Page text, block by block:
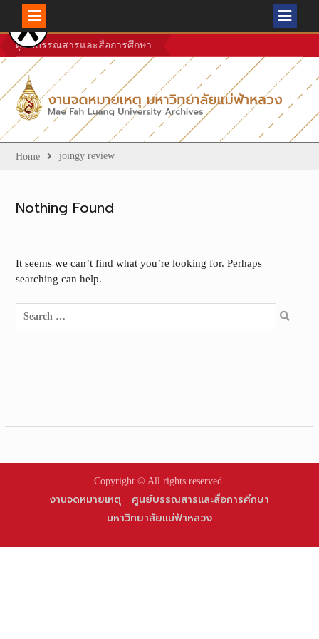
Skip
to
content
ศูนย์บรรณสารและสื่อการศึกษา
Home joingy review
Nothing Found
It seems we can’t find what you’re looking for. Perhaps
searching can help.
Search
for:
Copyright © All rights reserved.
งานจดหมายเหตุ
ศูนย์บรรณสารและสื่อการศึกษา
มหาวิทยาลัยแม่ฟ้าหลวง